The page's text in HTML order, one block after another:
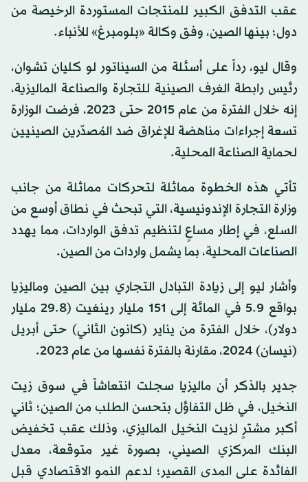
عقب التدفق الكبير للمنتجات المستوردة الرخيصة من
دول؛ بينها الصين، وفق وكالة «بلومبرغ» للأنباء.
وقال ليو، رداً على أسئلة من السيناتور لو كليان تشوان،
رئيس رابطة الغرف الصينية للتجارة والصناعة الماليزية،
إنه خلال الفترة من عام 2015 حتى 2023، فرضت الوزارة
تسعة إجراءات مناهضة للإغراق ضد المُصدّرين الصينيين
لحماية الصناعة المحلية.
تأتي هذه الخطوة مماثلة لتحركات مماثلة من جانب
وزارة التجارة الإندونيسية، التي تبحث في نطاق أوسع من
السلع، في إطار مساعٍ لتنظيم تدفق الواردات، مما يهدد
الصناعات المحلية، بما يشمل واردات من الصين.
وأشار ليو إلى زيادة التبادل التجاري بين الصين وماليزيا
بواقع 5.9 في المائة إلى 151 مليار رينغيت (29.8 مليار
دولار)، خلال الفترة من يناير (كانون الثاني) حتى أبريل
(نيسان) 2024، مقارنة بالفترة نفسها من عام 2023.
جدير بالذكر أن ماليزيا سجلت انتعاشاً في سوق زيت
النخيل، في ظل التفاؤل بتحسن الطلب من الصين؛ ثاني
أكبر مشترٍ لزيت النخيل الماليزي، وذلك عقب تخفيض
البنك المركزي الصيني، بصورة غير متوقعة، معدل
الفائدة على المدى القصير؛ لدعم النمو الاقتصادي قبل